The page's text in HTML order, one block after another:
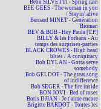
Bebu SILVETTI - Spring rain
BEE GEES - The woman in you
/ Stayin' alive
Bernard MINET - Génération
Bioman
BEV & BOB - Hey Paula [T.P.]
BILLY & les Forbans - Au
temps des surprises-parties
BLACK CROWES - High head
blues / A conspiracy
Bob DYLAN - Gotta serve
somebody
Bob GELDOF - The great song
of indifference
Bob SEGER - The fire inside
BON JOVI - Bed of roses
Boris DJIAN - Je t'aime encore
Brigitte BARDOT - Toutes les